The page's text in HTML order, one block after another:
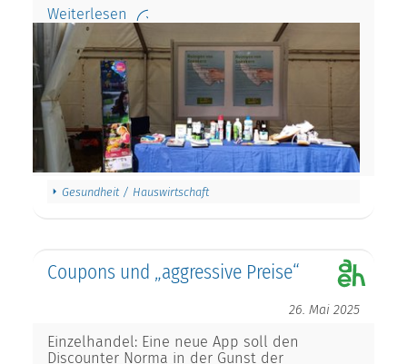
Weiterlesen
Gesundheit / Hauswirtschaft
Coupons und „aggressive Preise“
26. Mai 2025
Einzelhandel: Eine neue App soll den
Discounter Norma in der Gunst der